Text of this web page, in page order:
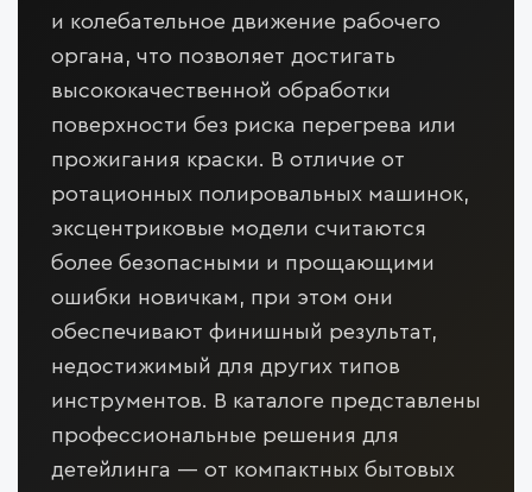
и колебательное движение рабочего
органа, что позволяет достигать
высококачественной обработки
поверхности без риска перегрева или
прожигания краски. В отличие от
ротационных полировальных машинок,
эксцентриковые модели считаются
более безопасными и прощающими
ошибки новичкам, при этом они
обеспечивают финишный результат,
недостижимый для других типов
инструментов. В каталоге представлены
профессиональные решения для
детейлинга — от компактных бытовых